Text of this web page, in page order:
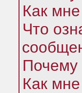
Как
Что
Почему
Как